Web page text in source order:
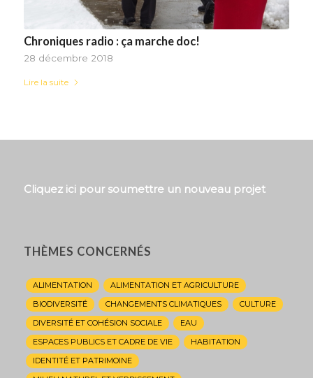
Chroniques radio : ça marche doc!
28 décembre 2018
Lire la suite
Cliquez ici pour soumettre un nouveau projet
THÈMES CONCERNÉS
ALIMENTATION
ALIMENTATION ET AGRICULTURE
BIODIVERSITÉ
CHANGEMENTS CLIMATIQUES
CULTURE
DIVERSITÉ ET COHÉSION SOCIALE
EAU
ESPACES PUBLICS ET CADRE DE VIE
HABITATION
IDENTITÉ ET PATRIMOINE